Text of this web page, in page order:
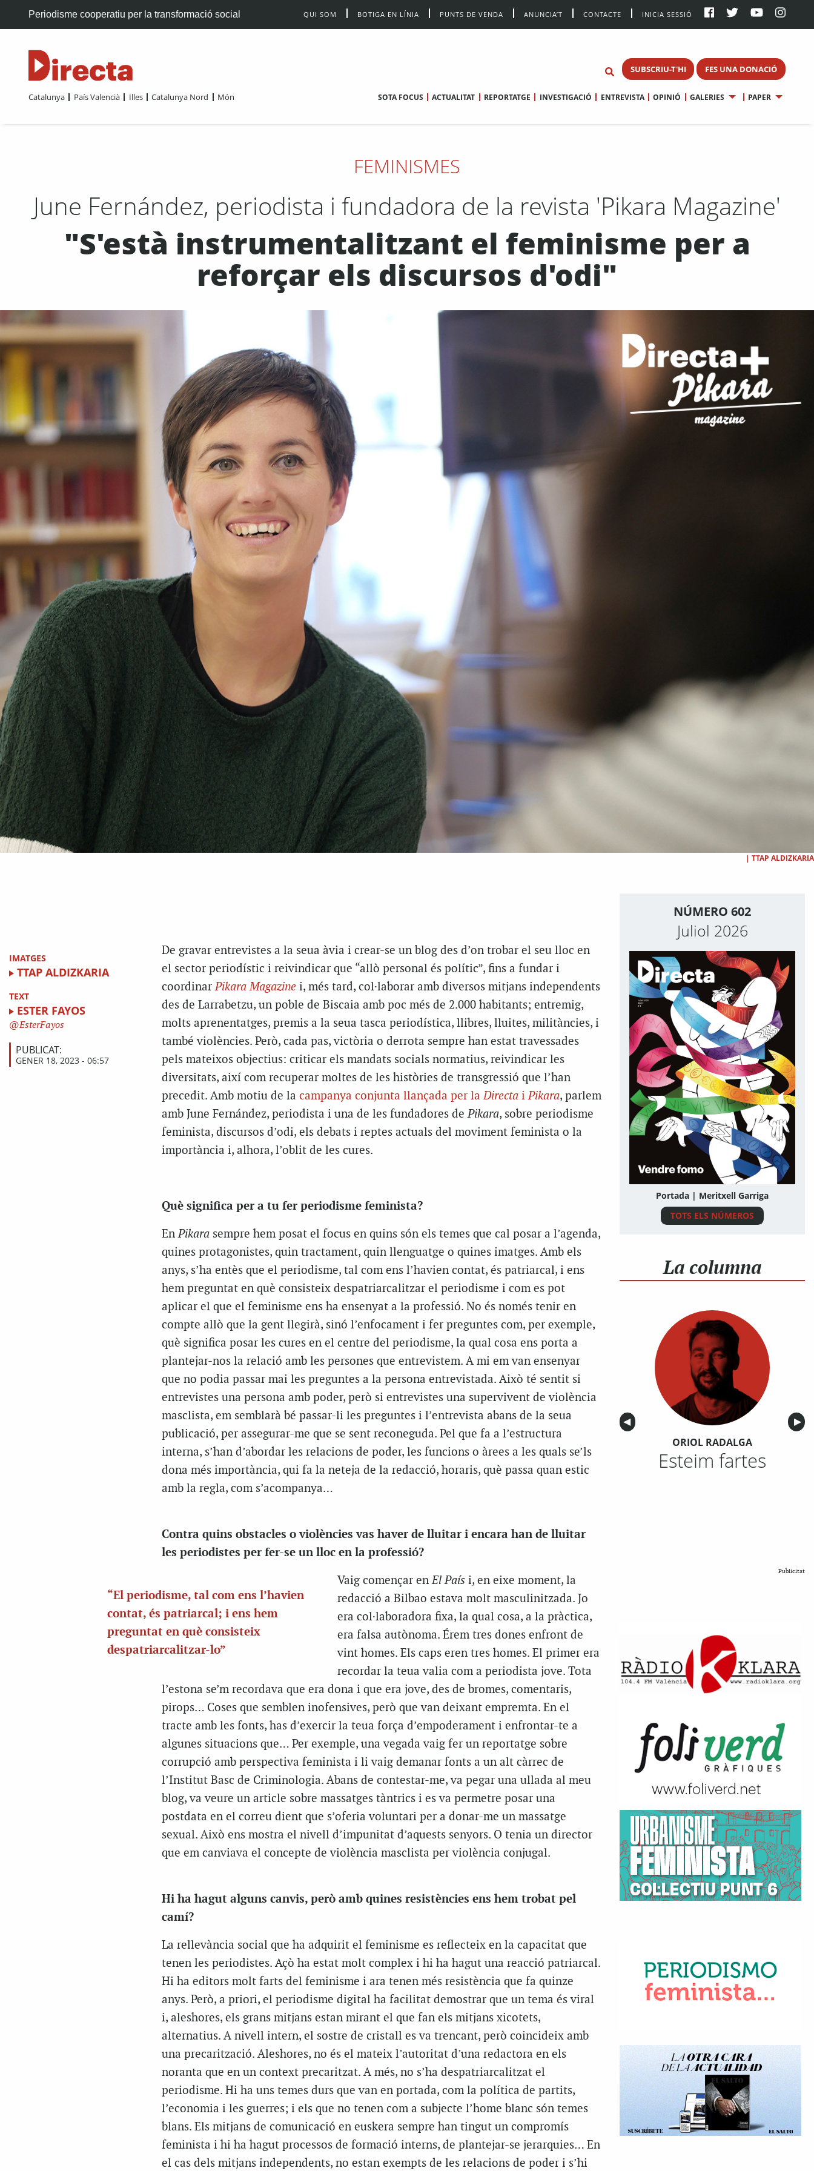
Periodisme cooperatiu per la transformació social QUI SOM BOTIGA EN LÍNIA PUNTS DE VENDA ANUNCIA’T CONTACTE INICIA SESSIÓ
SUBSCRIU-T'HI FES UNA DONACIÓ
Catalunya País Valencià Illes Catalunya Nord Món SOTA FOCUS ACTUALITAT REPORTATGE INVESTIGACIÓ ENTREVISTA OPINIÓ GALERIES PAPER
FEMINISMES
June Fernández, periodista i fundadora de la revista 'Pikara Magazine'
"S'està instrumentalitzant el feminisme per a
reforçar els discursos d'odi"
| TTAP ALDIZKARIA
IMATGES
TTAP ALDIZKARIA
TEXT
ESTER FAYOS
EsterFayos
PUBLICAT:
GENER 18, 2023 - 06:57
De gravar entrevistes a la seua àvia i crear-se un blog des d’on trobar el seu lloc en
el sector periodístic i reivindicar que “allò personal és polític”, fins a fundar i
coordinarPikara Magazine i, més tard, col·laborar amb diversos mitjans independents
des de Larrabetzu, un poble de Biscaia amb poc més de 2.000 habitants; entremig,
molts aprenentatges, premis a la seua tasca periodística, llibres, lluites, militàncies, i
també violències. Però, cada pas, victòria o derrota sempre han estat travessades
pels mateixos objectius: criticar els mandats socials normatius, reivindicar les
diversitats, així com recuperar moltes de les històries de transgressió que l’han
precedit. Amb motiu de la campanya conjunta llançada per laDirecta iPikara, parlem
amb June Fernández, periodista i una de les fundadores dePikara, sobre periodisme
feminista, discursos d’odi, els debats i reptes actuals del moviment feminista o la
importància i, alhora, l’oblit de les cures.
Què significa per a tu fer periodisme feminista?
EnPikara sempre hem posat el focus en quins són els temes que cal posar a l’agenda,
quines protagonistes, quin tractament, quin llenguatge o quines imatges. Amb els
anys, s’ha entès que el periodisme, tal com ens l’havien contat, és patriarcal, i ens
hem preguntat en què consisteix despatriarcalitzar el periodisme i com es pot
aplicar el que el feminisme ens ha ensenyat a la professió. No és només tenir en
compte allò que la gent llegirà, sinó l’enfocament i fer preguntes com, per exemple,
què significa posar les cures en el centre del periodisme, la qual cosa ens porta a
plantejar-nos la relació amb les persones que entrevistem. A mi em van ensenyar
que no podia passar mai les preguntes a la persona entrevistada. Això té sentit si
entrevistes una persona amb poder, però si entrevistes una supervivent de violència
masclista, em semblarà bé passar-li les preguntes i l’entrevista abans de la seua
publicació, per assegurar-me que se sent reconeguda. Pel que fa a l’estructura
interna, s’han d’abordar les relacions de poder, les funcions o àrees a les quals se’ls
dona més importància, qui fa la neteja de la redacció, horaris, què passa quan estic
amb la regla, com s’acompanya…
Contra quins obstacles o violències vas haver de lluitar i encara han de lluitar
les periodistes per fer-se un lloc en la professió?
“El periodisme, tal com ens l’havien
contat, és patriarcal; i ens hem
preguntat en què consisteix
despatriarcalitzar-lo”
Vaig començar enEl País i, en eixe moment, la
redacció a Bilbao estava molt masculinitzada. Jo
era col·laboradora fixa, la qual cosa, a la pràctica,
era falsa autònoma. Érem tres dones enfront de
vint homes. Els caps eren tres homes. El primer era
recordar la teua valia com a periodista jove. Tota
l’estona se’m recordava que era dona i que era jove, des de bromes, comentaris,
pirops… Coses que semblen inofensives, però que van deixant empremta. En el
tracte amb les fonts, has d’exercir la teua força d’empoderament i enfrontar-te a
algunes situacions que… Per exemple, una vegada vaig fer un reportatge sobre
corrupció amb perspectiva feminista i li vaig demanar fonts a un alt càrrec de
l’Institut Basc de Criminologia. Abans de contestar-me, va pegar una ullada al meu
blog, va veure un article sobre massatges tàntrics i es va permetre posar una
postdata en el correu dient que s’oferia voluntari per a donar-me un massatge
sexual. Això ens mostra el nivell d’impunitat d’aquests senyors. O tenia un director
que em canviava el concepte de violència masclista per violència conjugal.
Hi ha hagut alguns canvis, però amb quines resistències ens hem trobat pel
camí?
La rellevància social que ha adquirit el feminisme es reflecteix en la capacitat que
tenen les periodistes. Açò ha estat molt complex i hi ha hagut una reacció patriarcal.
Hi ha editors molt farts del feminisme i ara tenen més resistència que fa quinze
anys. Però, a priori, el periodisme digital ha facilitat demostrar que un tema és viral
i, aleshores, els grans mitjans estan mirant el que fan els mitjans xicotets,
alternatius. A nivell intern, el sostre de cristall es va trencant, però coincideix amb
una precarització. Aleshores, no és el mateix l’autoritat d’una redactora en els
noranta que en un context precaritzat. A més, no s’ha despatriarcalitzat el
periodisme. Hi ha uns temes durs que van en portada, com la política de partits,
l’economia i les guerres; i els que no tenen com a subjecte l’home blanc són temes
blans. Els mitjans de comunicació en euskera sempre han tingut un compromís
feminista i hi ha hagut processos de formació interns, de plantejar-se jerarquies… En
el cas dels mitjans independents, no estan exempts de les relacions de poder i s’hi
NÚMERO 602
Juliol 2026
Portada | Meritxell Garriga
TOTS ELS NÚMEROS
La columna
Anterior
◀︎ ▶︎
ORIOL RADALGA
Esteim fartes
Publicitat